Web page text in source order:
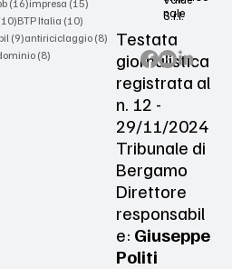
nale
S.r.l.
Testata
giornalistica
registrata al
n. 12 -
29/11/2024
Tribunale di
Bergamo
Direttore
responsabil
e: Giuseppe
Politi
(16)impresa (15)
10 post
BTP Italia (10)10 post
post
pil (9)9 post
antiriciclaggio (8)8 post
(8)8 post